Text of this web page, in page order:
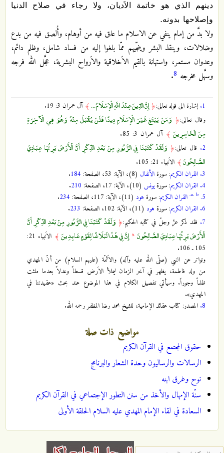
دينهم الذي هو خاتمة الاَديان، ولا رجاء في صلاح الدنيا
وإصلاحها بدونه.
ولا بدَّ من إمام ينفي عن الاسلام ما علق فيه من أوهام، وأُلصق فيه من بدع
وضلالات، وينقذ البشر وينجّيهم ممّا بلغوا إليه من فساد شامل، وظلم دائم،
وعدوان مستمر، واستهانة بالقيم الاَخلاقية والاَرواح البشرية، عجَّل الله فرجه
وسهَّل مخرجه 8
.
1. إشارة الى قوله تعالى:﴿ إِنَّ الدِّينَ عِنْدَ اللَّهِ الْإِسْلَامُ ... ﴾ آل عمران 3: 19.
وقال تعالى:﴿ وَمَنْ يَبْتَغِ غَيْرَ الْإِسْلَامِ دِينًا فَلَنْ يُقْبَلَ مِنْهُ وَهُوَ فِي الْآخِرَةِ
مِنَ الْخَاسِرِينَ ﴾ آل عمران 3: 85.
2. قال تعالى:﴿ وَلَقَدْ كَتَبْنَا فِي الزَّبُورِ مِنْ بَعْدِ الذِّكْرِ أَنَّ الْأَرْضَ يَرِثُهَا عِبَادِيَ
الصَّالِحُونَ﴾ الاَنبياء 21: 105.
3. القران الكريم: سورةالأنفال (8)، الآية: 53، الصفحة: 184
.
4. القران الكريم: سورةيونس (10)، الآية: 17، الصفحة: 210
.
5.
a. b. القران الكريم: سورة هود (11)، الآية: 117، الصفحة: 234
.
6. القران الكريم: سورة هود (11)، الآية: 102، الصفحة: 233
.
7. فقد ذكر عزّ وجلّ في كتابه الحكيم:﴿ وَلَقَدْ كَتَبْنَا فِي الزَّبُورِ مِنْ بَعْدِ الذِّكْرِ أَنَّ
الْأَرْضَ يَرِثُهَا عِبَادِيَ الصَّالِحُونَ*إِنَّ فِي هَٰذَا لَبَلَاغًا لِقَوْمٍ عَابِدِينَ﴾
الاَنبياء 21:
105 ـ 106.
وتواتر عن النبي (صلّى الله عليه وآله) والاَئمّة (عليهم السلام) من أنّ المهدي
من ولد فاطمة، يظهر في آخر الزمان ليملأ الاَرض قسطاً وعدلاً بعدما ملئت
ظلماً وجوراً. وسيأتي تفصيل الكلام في هذا الموضوع عند بحث «عقيدتنا في
المهدي».
8. المصدر: كتاب عقائد الإمامية، للشيخ محمد رضا المظفر رحمه الله.
مواضيع ذات صلة
حقوق المجتمع في القرآن الكريم
الرسالات والرساليون وحدة الشعار والبرنامج
نوح وغرق ابنه
سنّة الإمهال والأخذ من سنن التطور الإجتماعي في القرآن الكريم
السعادة في لقاء الإمام المهدي عليه السلام الحلقة الأولى